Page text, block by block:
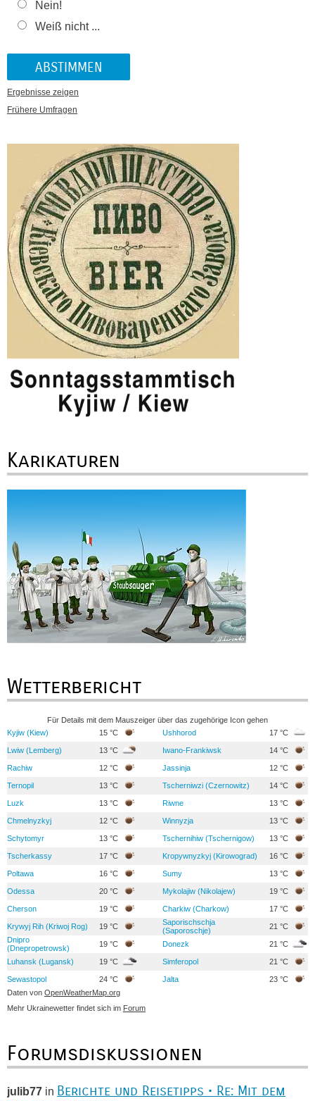
Nein!
Weiß nicht ...
Ergebnisse zeigen
Frühere Umfragen
Karikaturen
Wetterbericht
Für Details mit dem Mauszeiger über das zugehörige Icon gehen
Kyjiw (Kiew)
15 °C Ushhorod 17 °C
Lwiw (Lemberg) 13 °C Iwano-Frankiwsk 14 °C
Rachiw 12 °C Jassinja 12 °C
Ternopil 13 °C Tscherniwzi (Czernowitz) 14 °C
Luzk 13 °C Riwne 13 °C
Chmelnyzkyj 12 °C Winnyzja 13 °C
Schytomyr 13 °C Tschernihiw (Tschernigow) 13 °C
Tscherkassy 17 °C Kropywnyzkyj (Kirowograd) 16 °C
Poltawa 16 °C Sumy 13 °C
Odessa 20 °C Mykolajiw (Nikolajew) 19 °C
Cherson 19 °C Charkiw (Charkow) 17 °C
Krywyj Rih (Kriwoj Rog) 19 °C
Saporischschja
(Saporoschje)
21 °C
Dnipro
(Dnepropetrowsk)
19 °C Donezk 21 °C
Luhansk (Lugansk) 19 °C Simferopol 21 °C
Sewastopol 24 °C Jalta
23 °C
Daten von OpenWeatherMap.org
Mehr Ukrainewetter findet sich im Forum
Forumsdiskussionen
julib77 in Berichte und Reisetipps • Re: Mit dem